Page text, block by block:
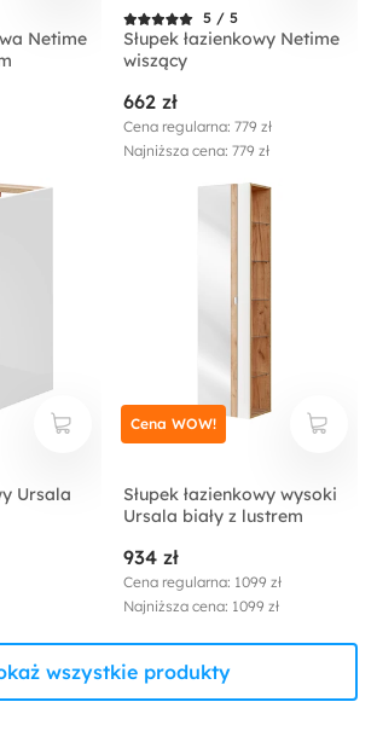
Netime
5 / 5
Słupek łazienkowy Netime
wiszący
662 zł
Cena regularna: 779 zł
Najniższa cena: 779 zł
Ursala
Słupek łazienkowy wysoki
Ursala biały z lustrem
934 zł
Cena regularna: 1099 zł
Najniższa cena: 1099 zł
Cena WOW!
wszystkie produkty